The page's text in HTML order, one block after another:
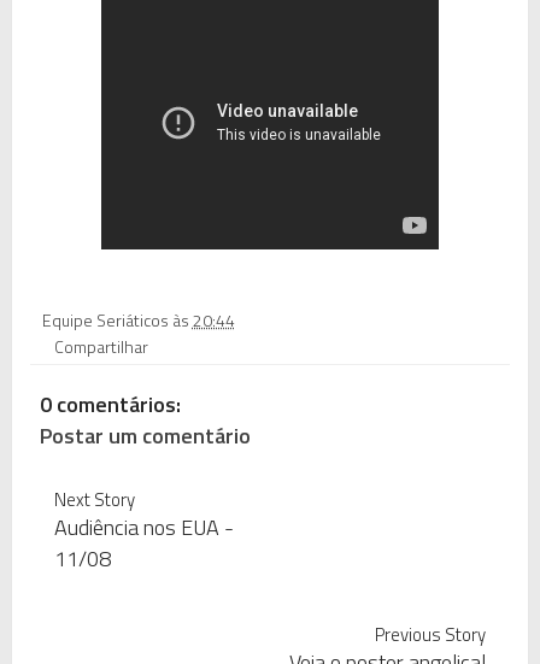
Equipe Seriáticos às20:44
Compartilhar
0 comentários:
Postar um comentário
Next Story
Audiência nos EUA -
11/08
Previous Story